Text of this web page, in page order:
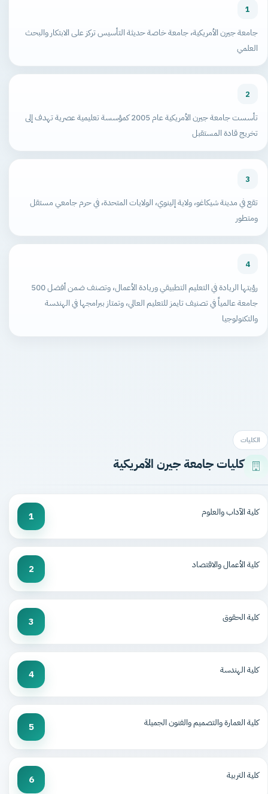
1
جامعة جيرن الأمريكية، جامعة خاصة حديثة التأسيس تركز على الابتكار والبحث
العلمي
2
تأسست جامعة جيرن الأمريكية عام 2005 كمؤسسة تعليمية عصرية تهدف إلى
تخريج قادة المستقبل
3
تقع في مدينة شيكاغو، ولاية إلينوي، الولايات المتحدة، في حرم جامعي مستقل
ومتطور
4
رؤيتها الريادة في التعليم التطبيقي وريادة الأعمال، وتصنف ضمن أفضل 500
جامعة عالمياً في تصنيف تايمز للتعليم العالي، وتمتاز ببرامجها في الهندسة
والتكنولوجيا
الكليات
كليات جامعة جيرن الأمريكية
كلية الآداب والعلوم 1
كلية الأعمال والاقتصاد 2
كلية الحقوق 3
كلية الهندسة 4
كلية العمارة والتصميم والفنون الجميلة 5
كلية التربية 6